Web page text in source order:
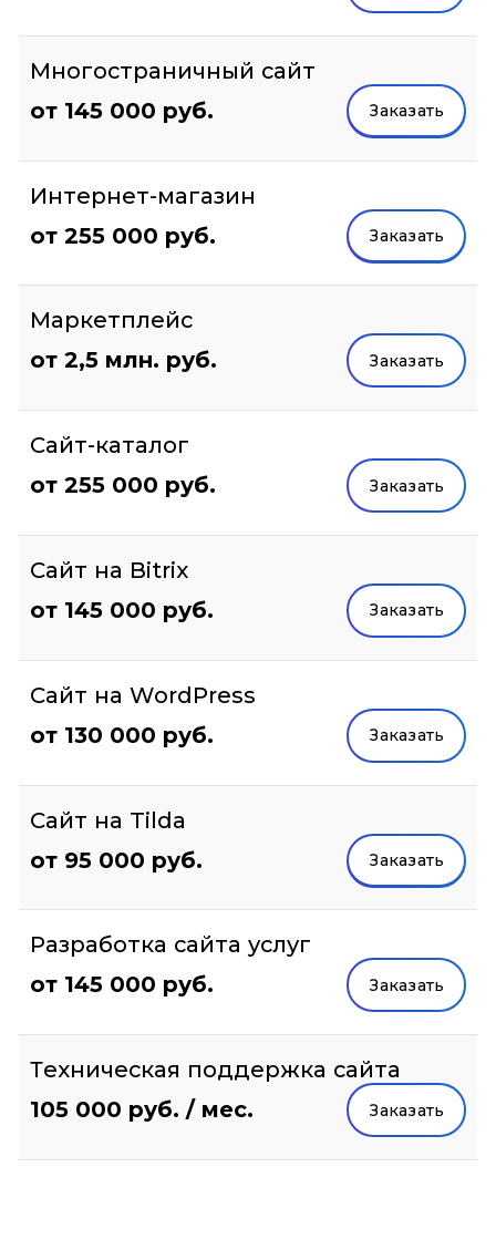
Многостраничный сайт
от 145 000 руб.
Заказать
Интернет-магазин
от 255 000 руб.
Заказать
Маркетплейс
от 2,5 млн. руб.
Заказать
Сайт-каталог
от 255 000 руб.
Заказать
Сайт на Bitrix
от 145 000 руб.
Заказать
Сайт на WordPress
от 130 000 руб.
Заказать
Сайт на Tilda
от 95 000 руб.
Заказать
Разработка сайта услуг
от 145 000 руб.
Заказать
Техническая поддержка сайта
105 000 руб. / мес.
Заказать